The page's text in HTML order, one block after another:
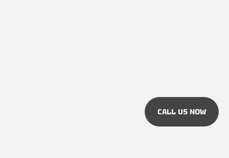
CALL US NOW